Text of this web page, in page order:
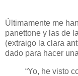
Últimamente me
panettone y las de
(extraigo la clara
dado para hacer
“Yo, he visto